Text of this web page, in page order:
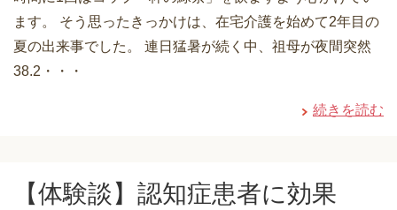
ます。 そう思ったきっかけは、在宅介護を始めて2年目の
夏の出来事でした。 連日猛暑が続く中、祖母が夜間突然
38.2・・・
続きを読む
【体験談】認知症患者に効果